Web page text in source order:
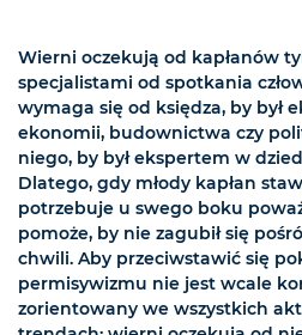
Wierni oczekują od kapłanów
specjalistami od spotkania
wymaga się od księdza, by był
ekonomii, budownictwa czy
niego, by był ekspertem w
Dlatego, gdy młody kapłan
potrzebuje u swego boku
pomoże, by nie zagubił się
chwili. Aby przeciwstawić się
permisywizmu nie jest wcale
zorientowany we wszystkich